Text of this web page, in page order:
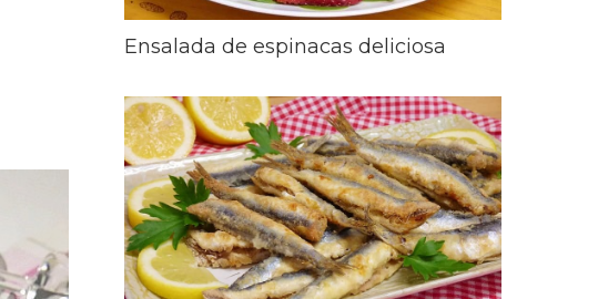
Ensalada de espinacas deliciosa